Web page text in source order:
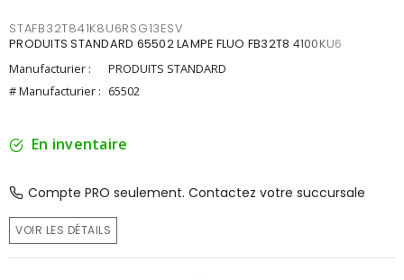
STAFB32T841K8U6RSG13ESV
PRODUITS STANDARD 65502 LAMPE FLUO FB32T8 4100KU6
Manufacturier :
PRODUITS STANDARD
# Manufacturier : 65502
En inventaire
Compte PRO seulement. Contactez votre succursale
VOIR LES DÉTAILS